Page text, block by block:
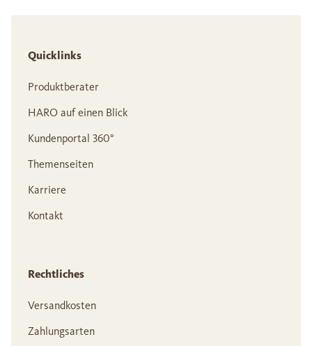
Quicklinks
Produktberater
HARO auf einen Blick
Kundenportal 360°
Themenseiten
Karriere
Kontakt
Rechtliches
Versandkosten
Zahlungsarten